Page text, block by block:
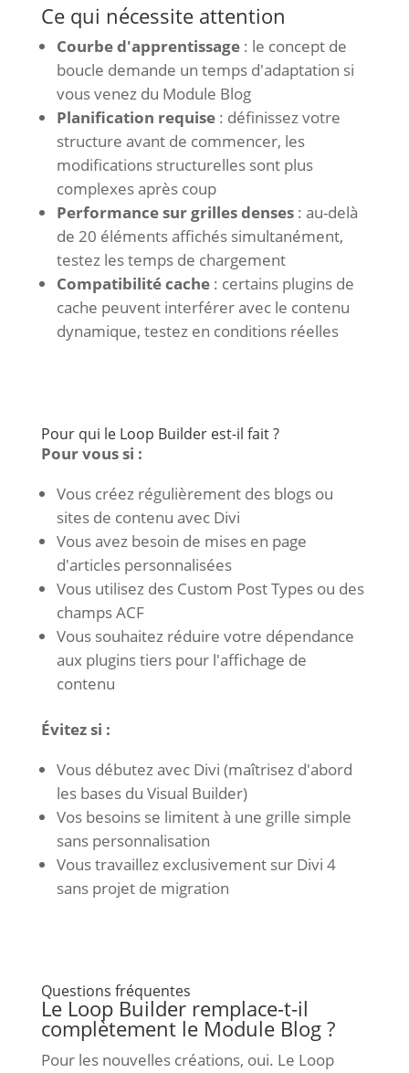
Ce qui nécessite attention
Courbe d'apprentissage: le concept de
boucle demande un temps d'adaptation si
vous venez du Module Blog
Planification requise: définissez votre
structure avant de commencer, les
modifications structurelles sont plus
complexes après coup
Performance sur grilles denses: au-delà
de 20 éléments affichés simultanément,
testez les temps de chargement
Compatibilité cache: certains plugins de
cache peuvent interférer avec le contenu
dynamique, testez en conditions réelles
Pour qui le Loop Builder est-il fait ?
Pour vous si :
Vous créez régulièrement des blogs ou
sites de contenu avec Divi
Vous avez besoin de mises en page
d'articles personnalisées
Vous utilisez des Custom Post Types ou des
champs ACF
Vous souhaitez réduire votre dépendance
aux plugins tiers pour l'affichage de
contenu
Évitez si :
Vous débutez avec Divi (maîtrisez d'abord
les bases du Visual Builder)
Vos besoins se limitent à une grille simple
sans personnalisation
Vous travaillez exclusivement sur Divi 4
sans projet de migration
Questions fréquentes
Le Loop Builder remplace-t-il
complètement le Module Blog ?
Pour les nouvelles créations, oui. Le Loop